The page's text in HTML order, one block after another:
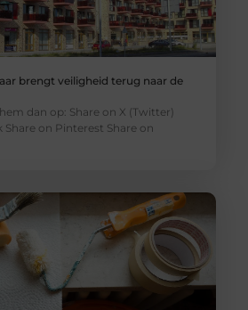
brengt veiligheid terug naar de
dan op: Share on X (Twitter)
Share on Pinterest Share on